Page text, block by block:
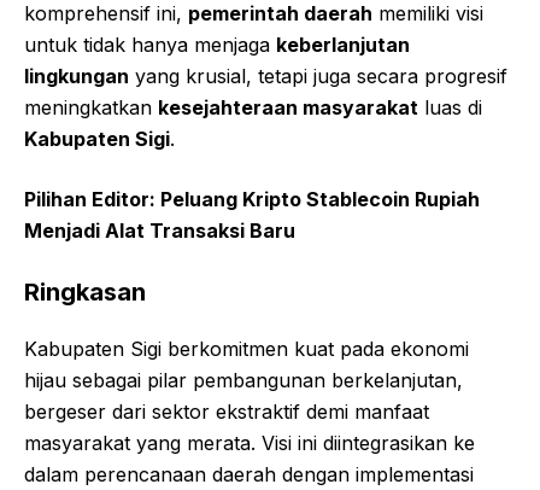
komprehensif ini, pemerintah daerah memiliki visi
untuk tidak hanya menjaga keberlanjutan
lingkungan yang krusial, tetapi juga secara progresif
meningkatkan kesejahteraan masyarakat luas di
Kabupaten Sigi.
Pilihan Editor: Peluang Kripto Stablecoin Rupiah
Menjadi Alat Transaksi Baru
Ringkasan
Kabupaten Sigi berkomitmen kuat pada ekonomi
hijau sebagai pilar pembangunan berkelanjutan,
bergeser dari sektor ekstraktif demi manfaat
masyarakat yang merata. Visi ini diintegrasikan ke
dalam perencanaan daerah dengan implementasi